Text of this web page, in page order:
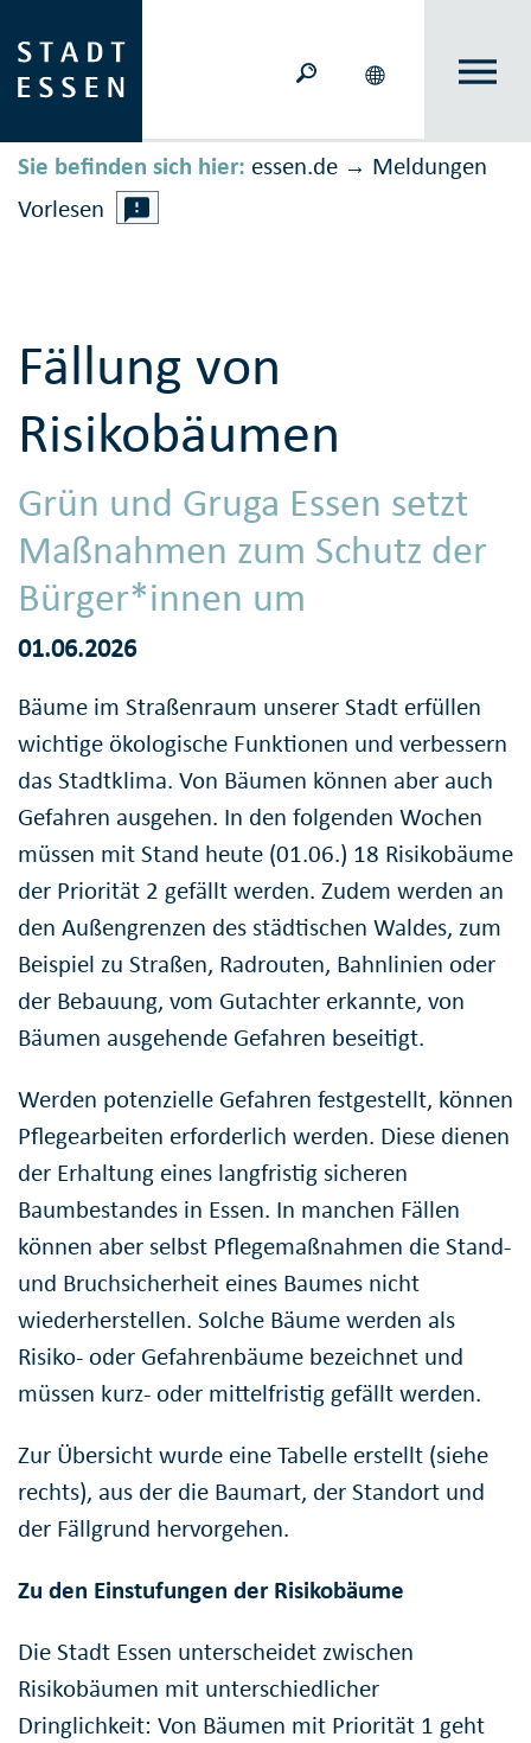
Sie befinden sich hier: essen.de → Meldungen
Vorlesen
Fällung von
Risikobäumen
Grün und Gruga Essen setzt
Maßnahmen zum Schutz der
Bürger*innen um
01.06.2026
Bäume im Straßenraum unserer Stadt erfüllen
wichtige ökologische Funktionen und verbessern
das Stadtklima. Von Bäumen können aber auch
Gefahren ausgehen. In den folgenden Wochen
müssen mit Stand heute (01.06.) 18 Risikobäume
der Priorität 2 gefällt werden. Zudem werden an
den Außengrenzen des städtischen Waldes, zum
Beispiel zu Straßen, Radrouten, Bahnlinien oder
der Bebauung, vom Gutachter erkannte, von
Bäumen ausgehende Gefahren beseitigt.
Werden potenzielle Gefahren festgestellt, können
Pflegearbeiten erforderlich werden. Diese dienen
der Erhaltung eines langfristig sicheren
Baumbestandes in Essen. In manchen Fällen
können aber selbst Pflegemaßnahmen die Stand-
und Bruchsicherheit eines Baumes nicht
wiederherstellen. Solche Bäume werden als
Risiko- oder Gefahrenbäume bezeichnet und
müssen kurz- oder mittelfristig gefällt werden.
Zur Übersicht wurde eine Tabelle erstellt (siehe
rechts), aus der die Baumart, der Standort und
der Fällgrund hervorgehen.
Zu den Einstufungen der Risikobäume
Die Stadt Essen unterscheidet zwischen
Risikobäumen mit unterschiedlicher
Dringlichkeit: Von Bäumen mit Priorität 1 geht